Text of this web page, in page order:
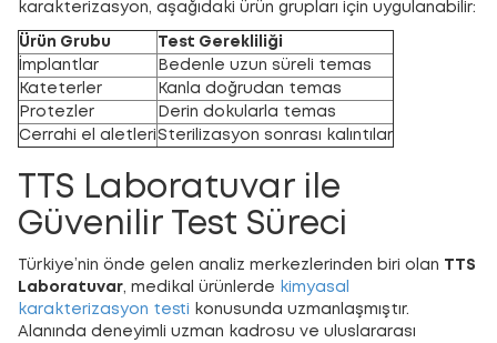
karakterizasyon, aşağıdaki ürün grupları için uygulanabilir:
Ürün Grubu
Test Gerekliliği
İmplantlar
Bedenle uzun süreli temas
Kateterler
Kanla doğrudan temas
Protezler
Derin dokularla temas
Cerrahi el aletleri Sterilizasyon sonrası kalıntılar
TTS Laboratuvar ile
Güvenilir Test Süreci
Türkiye’nin önde gelen analiz merkezlerinden biri olan
TTS
Laboratuvar, medikal ürünlerde
kimyasal
karakterizasyon testi
konusunda uzmanlaşmıştır.
Alanında deneyimli uzman kadrosu ve uluslararası